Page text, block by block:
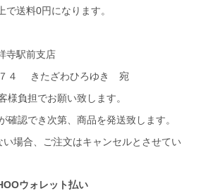
送料0円になります。
寺駅前支店
４ きたざわひろゆき 宛
負担でお願い致します。
認でき次第、商品を発送致します。
場合、ご注文はキャンセルとさせてい
ウォレット払い